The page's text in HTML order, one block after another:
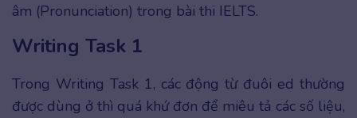
âm (Pronunciation) trong bài thi IELTS.
Writing Task 1
Trong Writing Task 1, các động từ đuôi ed thường
được dùng ở thì quá khứ đơn để miêu tả các số liệu,